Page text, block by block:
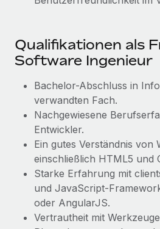
Qualifikationen als
Software Ingenieur
Bachelor-Abschluss in
verwandten Fach.
Nachgewiesene
Entwickler.
Ein gutes Verständnis von
einschließlich HTML5 und
Starke Erfahrung mit
und JavaScript-
oder AngularJS.
Vertrautheit mit